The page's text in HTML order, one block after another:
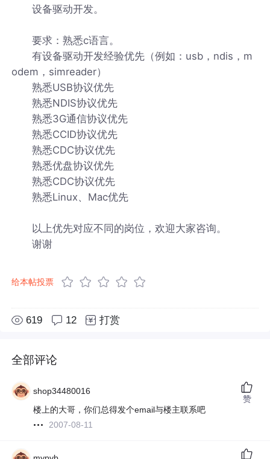
设备驱动开发。
要求：熟悉c语言。
有设备驱动开发经验优先（例如：usb，ndis，m
odem，simreader）
熟悉USB协议优先
熟悉NDIS协议优先
熟悉3G通信协议优先
熟悉CCID协议优先
熟悉CDC协议优先
熟悉优盘协议优先
熟悉CDC协议优先
熟悉Linux、Mac优先
以上优先对应不同的岗位，欢迎大家咨询。
谢谢
给本帖投票
619 12 打赏
全部评论
shop34480016
楼上的大哥，你们总得发个email与楼主联系吧
2007-08-11
赞